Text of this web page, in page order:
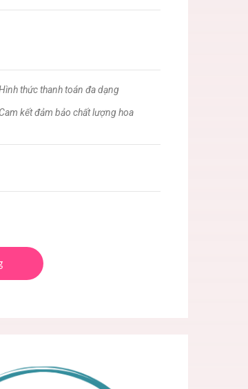
thức thanh toán đa dạng
Cam kết đảm bảo chất lượng hoa